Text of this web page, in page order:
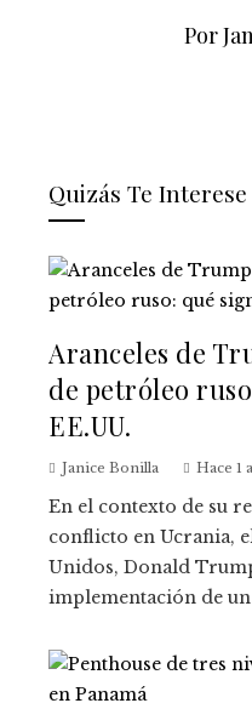
Por
Quizás Te Interese
Aranceles de
de petróleo
EE.UU.
Janice Bonilla Hace 1
En el contexto de su
conflicto en Ucrania,
Unidos, Donald
implementación de